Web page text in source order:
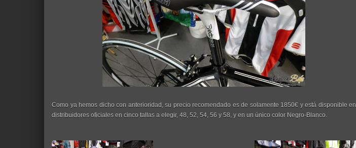
Como ya hemos dicho con anterioridad, su precio recomendado es de solamente 1850€ y está disponible en
distribuidores oficiales en cinco tallas a elegir, 48, 52, 54, 56 y 58, y en un único color Negro-Blanco.